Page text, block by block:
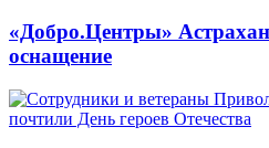
«Добро.Центры»
оснащение